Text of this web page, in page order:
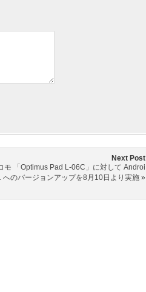
Next Post
モ 「Optimus Pad L-06C」に対して Androi
へのバージョンアップを8月10日より実施 »